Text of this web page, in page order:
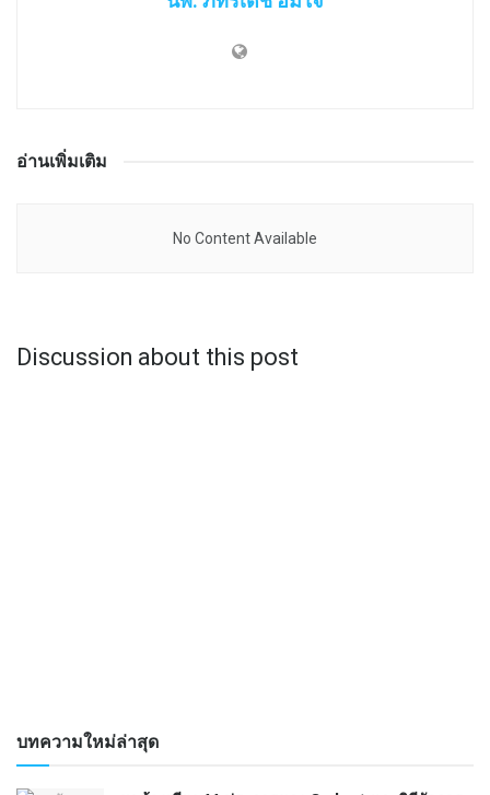
อ่านเพิ่มเติม
No Content Available
Discussion about this post
บทความใหม่ล่าสุด